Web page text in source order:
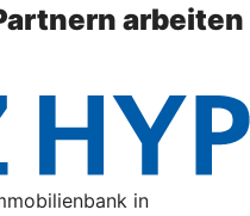
arbeiten
in